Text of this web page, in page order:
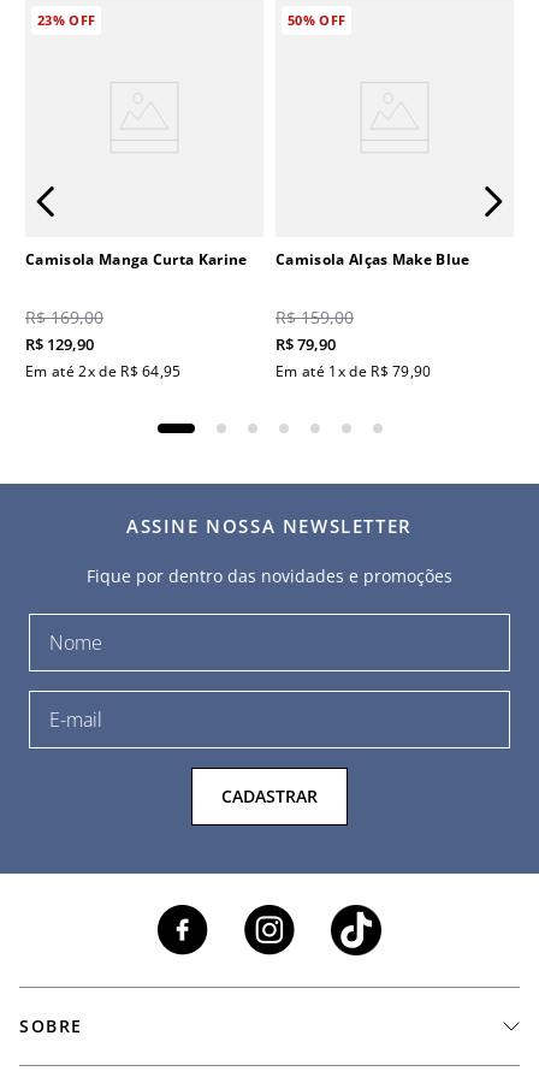
23%OFF
Camisola Manga Curta Karine
R$ 169,00
R$ 129,90
Em até2x de R$ 64,95
50%OFF
Camisola Alças Make Blue
R$ 159,00
R$79,90
Em até 1x de R$ 79,90
ASSINE NOSSA NEWSLETTER
Fique por dentro das novidades e promoções
CADASTRAR
SOBRE